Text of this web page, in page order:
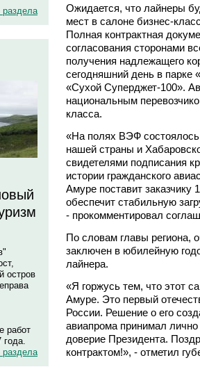
раздела
остров
работ
года.
раздела
Ожидается, что лайнеры
мест в салоне бизнес-
Полная контрактная
согласования сторонами
получения надлежащего
сегодняшний день в парке
«Сухой Суперджет-100».
национальным
класса.
«На полях ВЭФ
нашей страны и
свидетелями подписания
истории гражданского
Амуре поставит заказчику
обеспечит стабильную
- прокомментировал
По словам главы региона,
заключен в юбилейную
лайнера.
«Я горжусь тем, что этот
Амуре. Это первый
России. Решение о его
авиапрома принимал
доверие Президента.
контрактом!», - отметил